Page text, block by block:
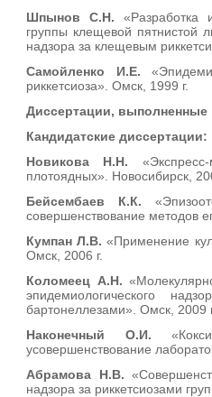
Шпынов С.Н. «Разработка
группы клещевой пятнистой
надзора за клещевым
Самойленко И.Е.
риккетсиоза». Омск, 1999 г.
Диссертации, выполненные
Кандидатские диссертации:
Новикова Н.Н. «Экспресс-
плотоядных». Новосибирск,
Бейсембаев К.К.
совершенствование методов
Кумпан Л.В. «Применение
Омск, 2006 г.
Коломеец А.Н.
эпидемиологического
бартонеллезами». Омск, 2009
Наконечный О.И.
усовершенствование
Абрамова Н.В.
надзора за риккетсиозами